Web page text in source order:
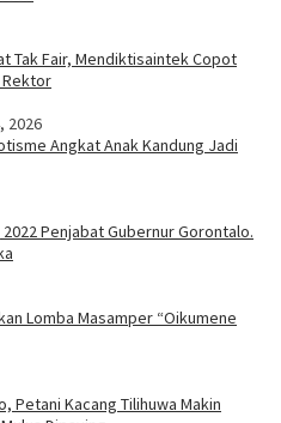
Tak Fair, Mendiktisaintek Copot
2026
Angkat Anak Kandung Jadi
Penjabat Gubernur Gorontalo.
Lomba Masamper “Oikumene
Petani Kacang Tilihuwa Makin